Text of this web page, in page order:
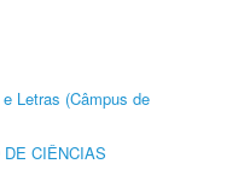
Letras (Câmpus de
DE CIÊNCIAS